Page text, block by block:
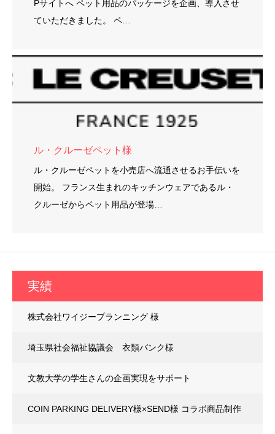
Pサイトへ ペット用品のパッケージを企画、導入させ
ていただきました。 ペ…
ル・クルーゼペット様
ル・クルーゼペットを小売店へ流通させるお手伝いを
開始。 フランス生まれのキッチンウェアであるル・
クルーゼからペット用品が登場…
実績
株式会社ワイジープランニング 様
埼玉県社会福祉協議会 衣類バンク様
文教大学の学生さんの企画実現をサポート
COIN PARKING DELIVERY様×SEND様 コラボ商品制作